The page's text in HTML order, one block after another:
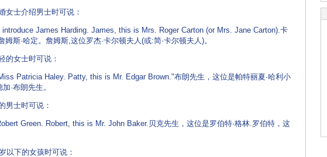
士介绍男士时可说：
James Harding. James, this is Mrs. Roger Carton (or Mrs. Jane Carton).卡
斯·哈定。詹姆斯,这位罗杰·卡尔顿夫人(或:简·卡尔顿夫人)。
女士时可说：
Patricia Haley. Patty, this is Mr. Edgar Brown."布朗先生，这位是帕特丽夏·哈利小
·布朗先生。
士时可说：
Green. Robert, this is Mr. John Baker.贝克先生，这位是罗伯特·格林.罗伯特，这
下的女孩时可说：